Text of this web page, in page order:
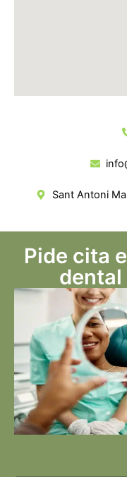
Sant Antoni
Pide cita
dental